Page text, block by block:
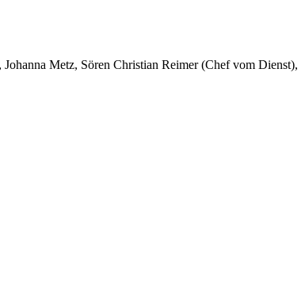
Johanna Metz, Sören Christian Reimer (Chef vom Dienst),